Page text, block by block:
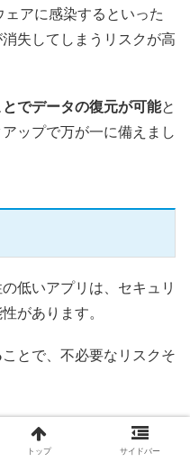
アに感染するといった
失してしまうリスクが高
でデータの復元が可能と
ップで万が一に備えまし
低いアプリは、セキュリ
があります。
ことで、不必要なリスクそ
証）を有効にする
トップ サイドバー